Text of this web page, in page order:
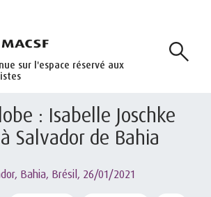
sur l'espace réservé aux
: Isabelle Joschke
Salvador de Bahia
Bahia, Brésil, 26/01/2021